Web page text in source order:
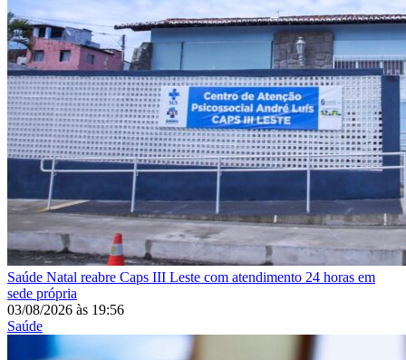
Saúde Natal reabre Caps III Leste com atendimento 24 horas em
sede própria
03/08/2026 às 19:56
Saúde